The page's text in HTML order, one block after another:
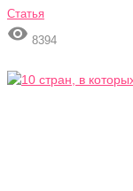
Статья
 8394